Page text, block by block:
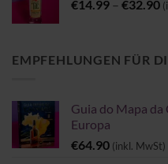
€14.99 – €32.90
EMPFEHLUNGEN FÜR
Guia do Mapa da
Europa
€64.90 (inkl. MwSt)